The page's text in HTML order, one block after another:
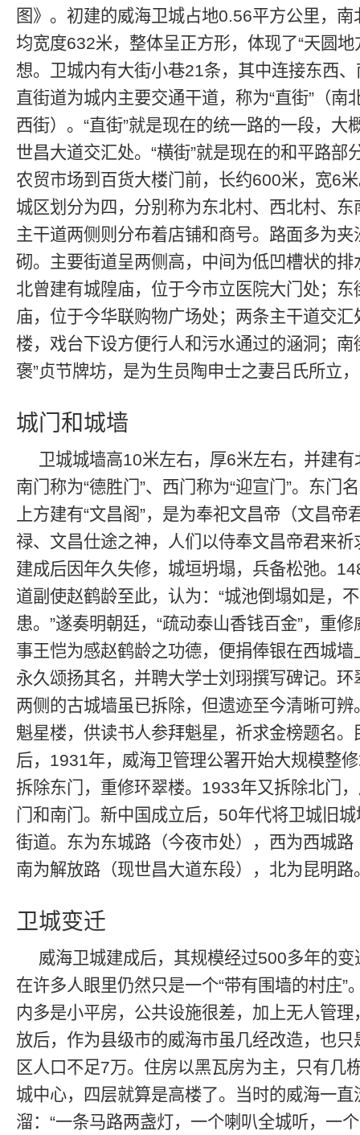
图》。初建的威海卫城占地0.56平方公里，
均宽度632米，整体呈正方形，体现了“天圆地
想。卫城内有大街小巷21条，其中连接东西
直街道为城内主要交通干道，称为“直街”（南
西街）。“直街”就是现在的统一路的一段，大
世昌大道交汇处。“横街”就是现在的和平路部
农贸市场到百货大楼门前，长约600米，宽6
城区划分为四，分别称为东北村、西北村、
主干道两侧则分布着店铺和商号。路面多为
砌。主要街道呈两侧高，中间为低凹槽状的
北曾建有城隍庙，位于今市立医院大门处；
庙，位于今华联购物广场处；两条主干道交
楼，戏台下设方便行人和污水通过的涵洞；南
褒”贞节牌坊，是为生员陶申士之妻吕氏所立
城门和城墙
卫城城墙高10米左右，厚6米左右，并建有
南门称为“德胜门”、西门称为“迎宣门”。东门
上方建有“文昌阁”，是为奉祀文昌帝（文昌帝
禄、文昌仕途之神，人们以侍奉文昌帝君来
建成后因年久失修，城垣坍塌，兵备松弛。
道副使赵鹤龄至此，认为：“城池倒塌如是，
患。”遂奏明朝廷，“疏动泰山香钱百金”，重
事王恺为感赵鹤龄之功德，便捐俸银在西城
永久颂扬其名，并聘大学士刘珝撰写碑记。
两侧的古城墙虽已拆除，但遗迹至今清晰可
魁星楼，供读书人参拜魁星，祈求金榜题名
后，1931年，威海卫管理公署开始大规模整
拆除东门，重修环翠楼。1933年又拆除北门
门和南门。新中国成立后，50年代将卫城旧
街道。东为东城路（今夜市处），西为西城
南为解放路（现世昌大道东段），北为昆明路
卫城变迁
威海卫城建成后，其规模经过500多年的
在许多人眼里仍然只是一个“带有围墙的村庄”
内多是小平房，公共设施很差，加上无人管
放后，作为县级市的威海市虽几经改造，也
区人口不足7万。住房以黑瓦房为主，只有几
城中心，四层就算是高楼了。当时的威海一
溜：“一条马路两盏灯，一个喇叭全城听，一